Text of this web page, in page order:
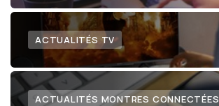
ACTUALITÉS TV
ACTUALITÉS MONTRES CONNECTÉES